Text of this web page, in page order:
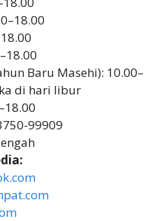
Baru Masehi): 10.00–
di hari libur
99909